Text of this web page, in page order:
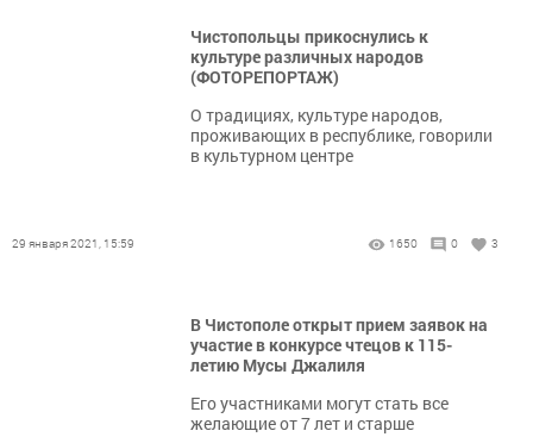
Чистопольцы прикоснулись к
культуре различных народов
(ФОТОРЕПОРТАЖ)
О традициях, культуре народов,
проживающих в республике, говорили
в культурном центре
29 января 2021, 15:59 1650 0 3
В Чистополе открыт прием заявок на
участие в конкурсе чтецов к 115-
летию Мусы Джалиля
Его участниками могут стать все
желающие от 7 лет и старше